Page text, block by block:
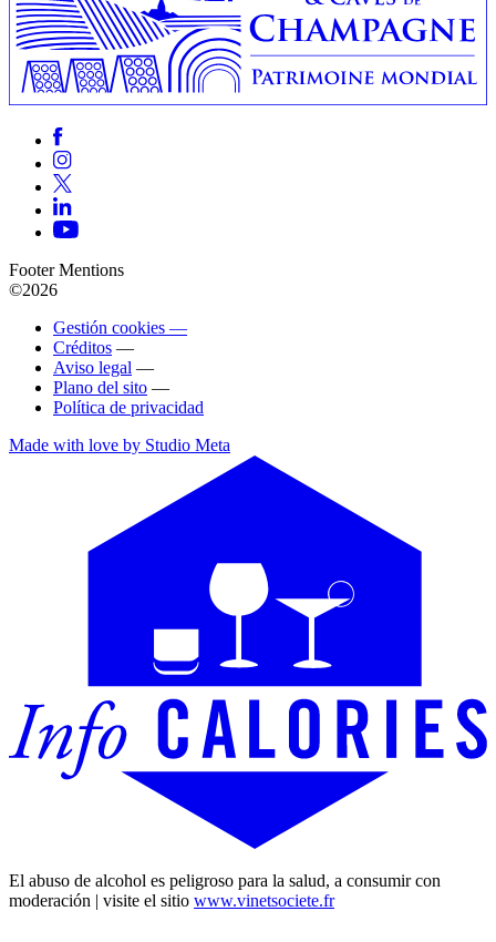
Footer Mentions
©2026
Gestión cookies —
Créditos —
Aviso legal —
Plano del sito —
Política de privacidad
Made with love by Studio Meta
El abuso de alcohol es peligroso para la salud, a consumir con
moderación | visite el sitio www.vinetsociete.fr